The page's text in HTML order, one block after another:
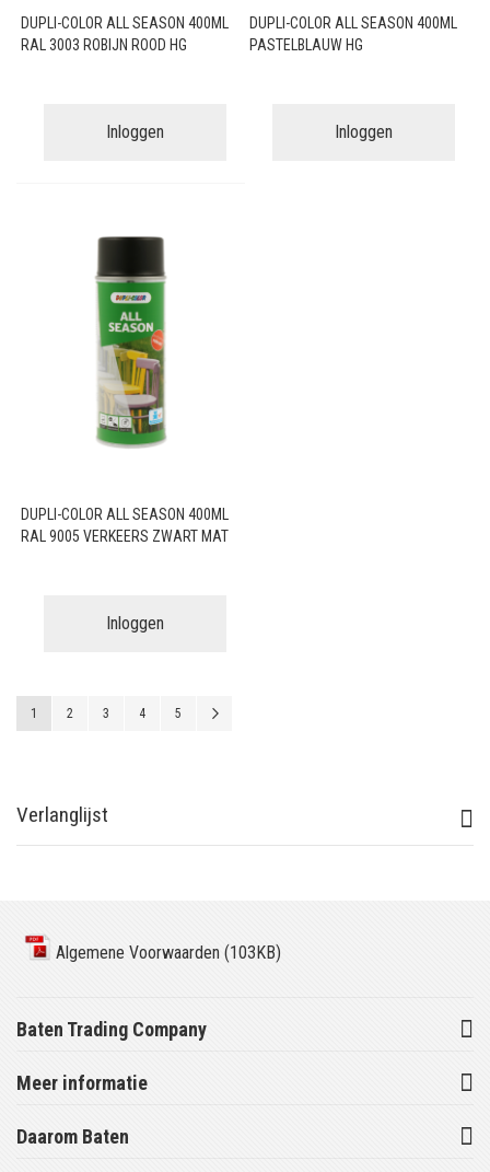
DUPLI-COLOR ALL SEASON 400ML
RAL 3003 ROBIJN ROOD HG
Inloggen
DUPLI-COLOR ALL SEASON 400ML
PASTELBLAUW HG
Inloggen
DUPLI-COLOR ALL SEASON 400ML
RAL 9005 VERKEERS ZWART MAT
Inloggen
Pagina
U lees momenteel pagina
1 Pagina
2 Pagina
3 Pagina
4 Pagina
5
Verlanglijst
Algemene Voorwaarden (103KB)
Baten Trading Company
Meer informatie
Daarom Baten